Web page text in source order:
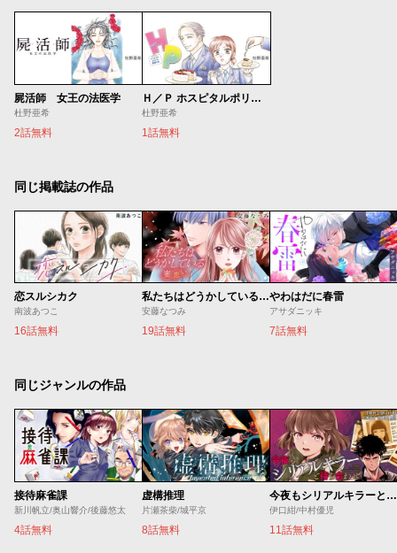
屍活師 女王の法医学
杜野亜希
2話無料
Ｈ／Ｐ ホスピタルポリスの勤務日誌
杜野亜希
1話無料
同じ掲載誌の作品
恋スルシカク
南波あつこ
16話無料
私たちはどうかしている 妻恋い
安藤なつみ
19話無料
やわはだに春雷
アサダニッキ
7話無料
同じジャンルの作品
接待麻雀課
新川帆立/奥山響介/後藤悠太
4話無料
虚構推理
片瀬茶柴/城平京
8話無料
今夜もシリアルキラーと待ち合わせ
伊口紺/中村優児
11話無料